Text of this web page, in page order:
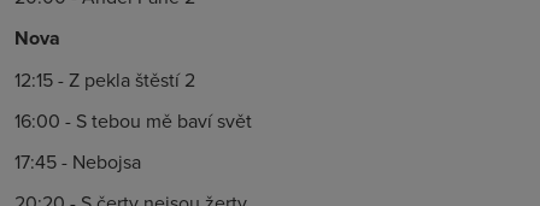
Nova
12:15 - Z pekla štěstí 2
16:00 - S tebou mě baví svět
17:45 - Nebojsa